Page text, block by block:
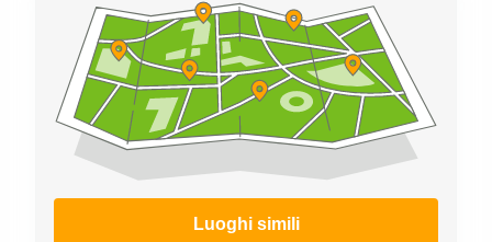
Milano
Affitto
Meeting
Firenze
Luoghi simili